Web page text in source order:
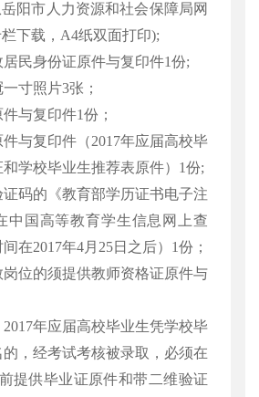
阳市人力资源和社会保障局网
下载，A4纸双面打印);
民身份证原件与复印件1份;
寸照片3张；
与复印件1份；
与复印件（2017年应届高校毕
学校毕业生推荐表原件）1份;
码的《教育部学历证书电子注
中国高等教育学生信息网上查
在2017年4月25日之后）1份；
位的须提供教师资格证原件与
2017年应届高校毕业生凭学校毕
，经考试考核被录取，必须在
提供毕业证原件和带二维验证